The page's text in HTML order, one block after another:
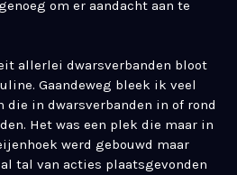
om er aandacht aan te
allerlei dwarsverbanden bloot
Gaandeweg bleek ik veel
die in dwarsverbanden in of rond
Het was een plek die maar in
werd gebouwd maar
tal van acties plaatsgevonden